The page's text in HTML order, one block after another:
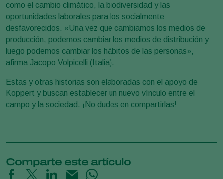
como el cambio climático, la biodiversidad y las
oportunidades laborales para los socialmente
desfavorecidos. «Una vez que cambiamos los medios de
producción, podemos cambiar los medios de distribución y
luego podemos cambiar los hábitos de las personas»,
afirma Jacopo Volpicelli (Italia).
Estas y otras historias son elaboradas con el apoyo de
Koppert y buscan establecer un nuevo vínculo entre el
campo y la sociedad. ¡No dudes en compartirlas!
Comparte este artículo